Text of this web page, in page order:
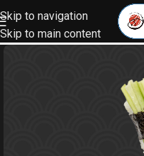
Skip to navigation
Skip to main content